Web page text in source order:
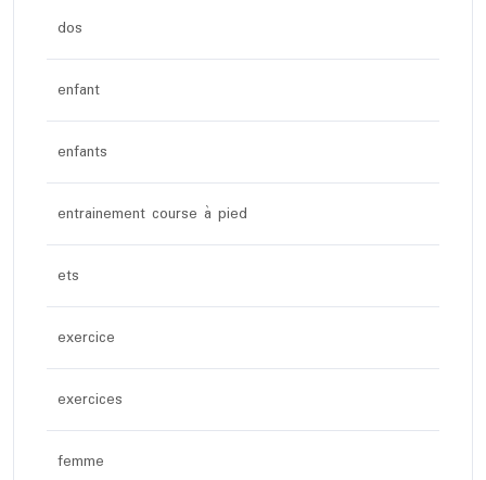
dos
enfant
enfants
entrainement course à pied
ets
exercice
exercices
femme